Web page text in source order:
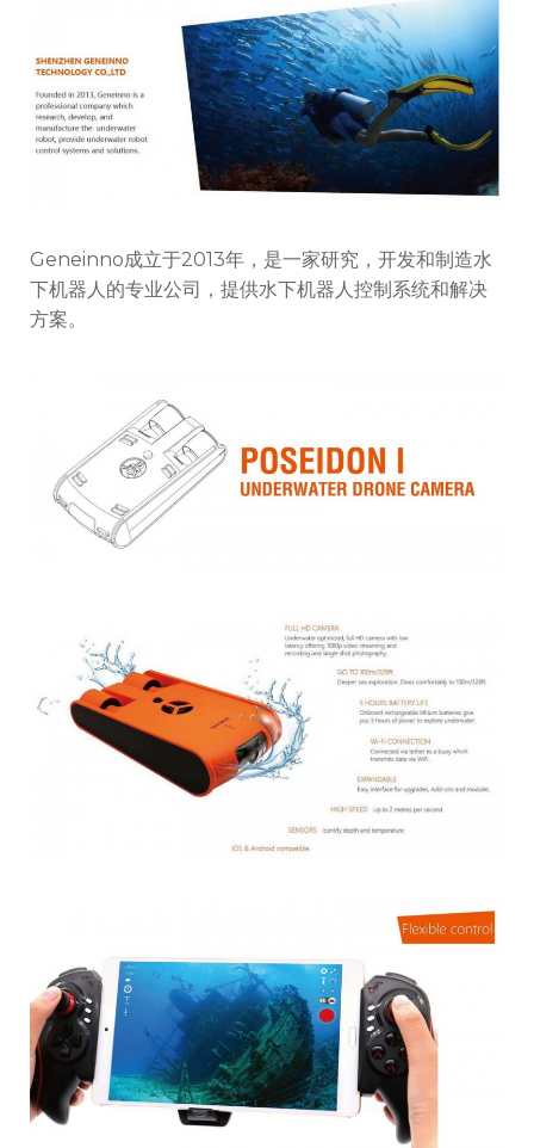
Geneinno成立于2013年，是一家研究，开发和制造水
下机器人的专业公司，提供水下机器人控制系统和解决
方案。